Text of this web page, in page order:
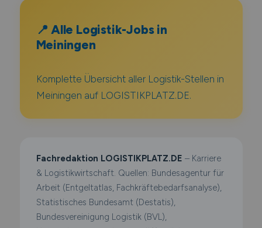
📍 Alle Logistik-Jobs in
Meiningen
Komplette Übersicht aller Logistik-Stellen in
Meiningen auf LOGISTIKPLATZ.DE.
Fachredaktion LOGISTIKPLATZ.DE – Karriere
& Logistikwirtschaft. Quellen: Bundesagentur für
Arbeit (Entgeltatlas, Fachkräftebedarfsanalyse),
Statistisches Bundesamt (Destatis),
Bundesvereinigung Logistik (BVL),